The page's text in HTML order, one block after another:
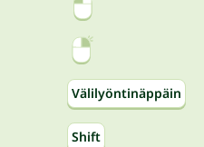
Välilyöntinäppäin
Shift